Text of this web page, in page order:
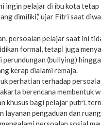
ingin pelajar di ibu kota tetap
dimiliki,” ujar Fitri saat
persoalan pelajar saat ini
formal, tetapi juga
perundungan (bullying)
kerap dialami remaja.
perhatian terhadap
berencana membentuk
khusus bagi pelajar putri,
layanan pengaduan dan